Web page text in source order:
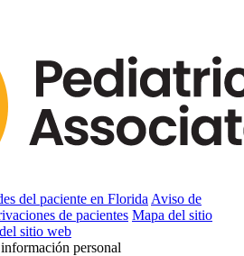
del paciente en Florida Aviso de
de pacientes Mapa del sitio
sitio web
personal